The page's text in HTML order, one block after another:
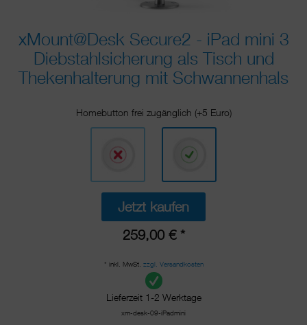
xMount@Desk Secure2 - iPad mini 3
Diebstahlsicherung als Tisch und
Thekenhalterung mit Schwannenhals
Homebutton frei zugänglich (+5 Euro)
Jetzt kaufen
259,00 € *
* inkl. MwSt. zzgl. Versandkosten
Lieferzeit 1-2 Werktage
xm-desk-09-iPadmini